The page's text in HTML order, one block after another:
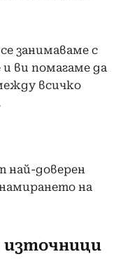
занимаваме с
ви помагаме да
всичко
най-доверен
на